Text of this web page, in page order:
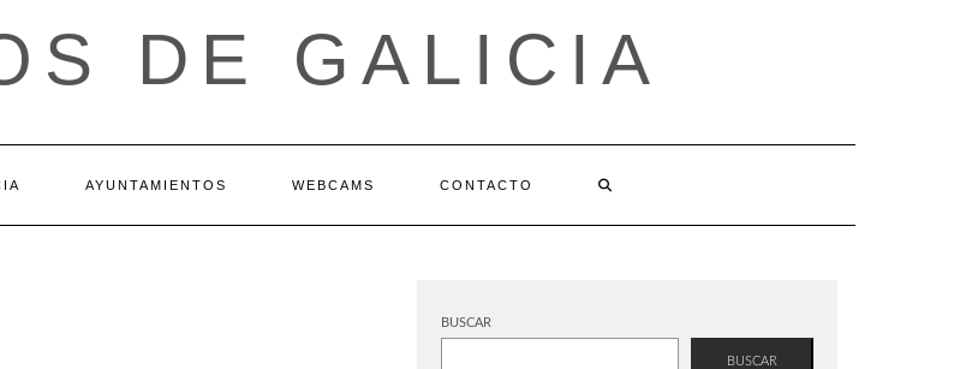
DE GALICIA
AYUNTAMIENTOS WEBCAMS CONTACTO
BUSCAR
BUSCAR